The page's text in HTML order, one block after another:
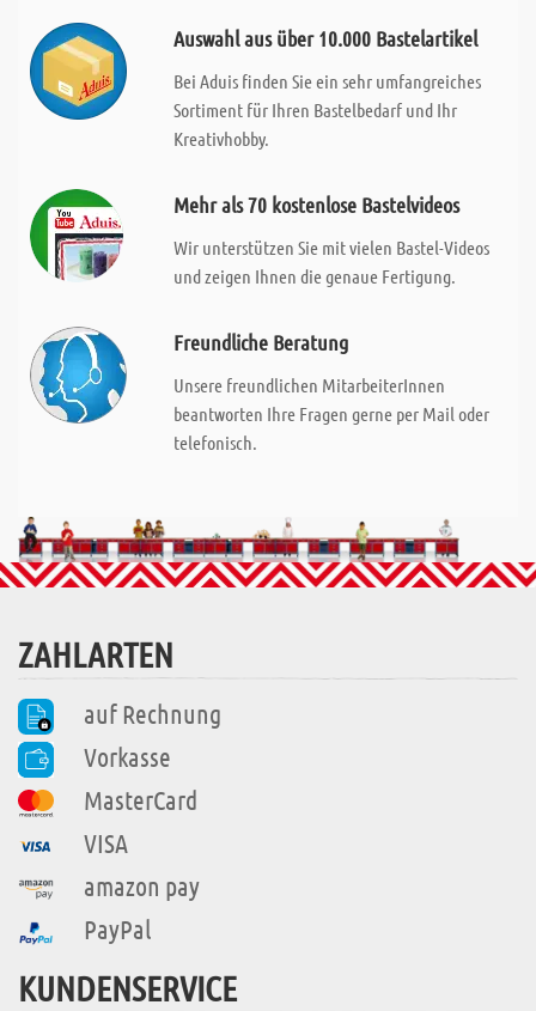
Auswahl aus über 10.000 Bastelartikel
Bei Aduis finden Sie ein sehr umfangreiches
Sortiment für Ihren Bastelbedarf und Ihr
Kreativhobby.
Mehr als 70 kostenlose Bastelvideos
Wir unterstützen Sie mit vielen Bastel-Videos
und zeigen Ihnen die genaue Fertigung.
Freundliche Beratung
Unsere freundlichen MitarbeiterInnen
beantworten Ihre Fragen gerne per Mail oder
telefonisch.
ZAHLARTEN
auf Rechnung
Vorkasse
MasterCard
VISA
amazon pay
PayPal
KUNDENSERVICE